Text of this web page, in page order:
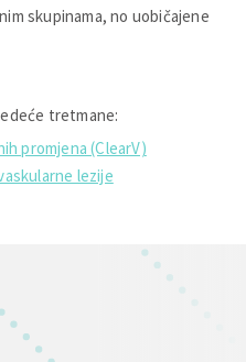
skupinama, no uobičajene
tretmane:
promjena (ClearV)
lezije